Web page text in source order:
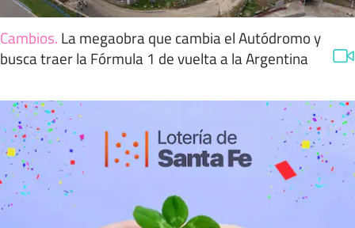
Cambios. La megaobra que cambia el Autódromo y
busca traer la Fórmula 1 de vuelta a la Argentina